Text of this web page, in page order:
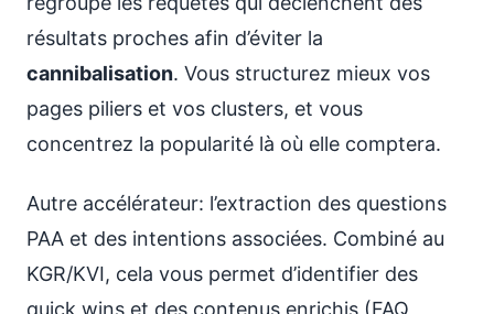
résultats proches afin d’éviter la
cannibalisation. Vous structurez mieux vos
pages piliers et vos clusters, et vous
concentrez la popularité là où elle comptera.
Autre accélérateur: l’extraction des questions
PAA et des intentions associées. Combiné au
KGR/KVI, cela vous permet d’identifier des
quick wins et des contenus enrichis (FAQ